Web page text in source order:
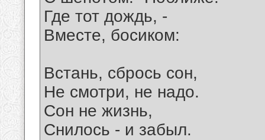
Где тот дождь, -
Вместе, босиком:
Встань, сбрось сон,
Не смотри, не надо.
Сон не жизнь,
Снилось - и забыл.